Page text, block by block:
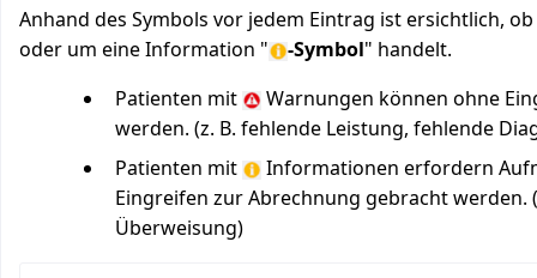
Anhand des Symbols vor jedem Eintrag ist ersichtlich,
oder um eine Information "
-Symbol" handelt.
Patienten mit
Warnungen können ohne
werden. (z. B. fehlende Leistung, fehlende
Patienten mit
Informationen erfordern
Eingreifen zur Abrechnung gebracht werden.
Überweisung)